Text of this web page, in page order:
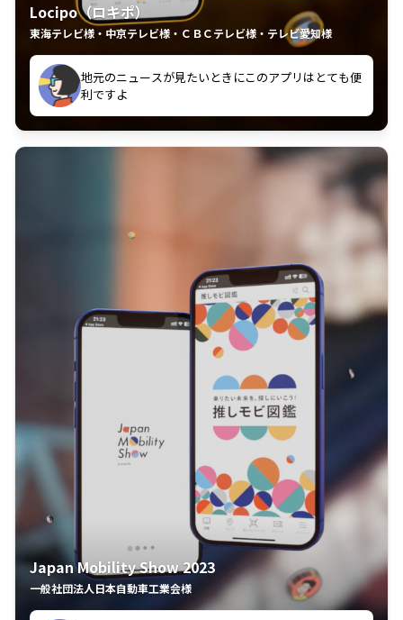
Locipo（ロキポ）
東海テレビ様・中京テレビ様・ＣＢＣテレビ様・テレビ愛知様
中京テレビのおもしろ番組が視聴可能地域外からも見
れるの嬉しいポイント
いつも利用させていただいております！
Japan Mobility Show 2023
一般社団法人日本自動車工業会様